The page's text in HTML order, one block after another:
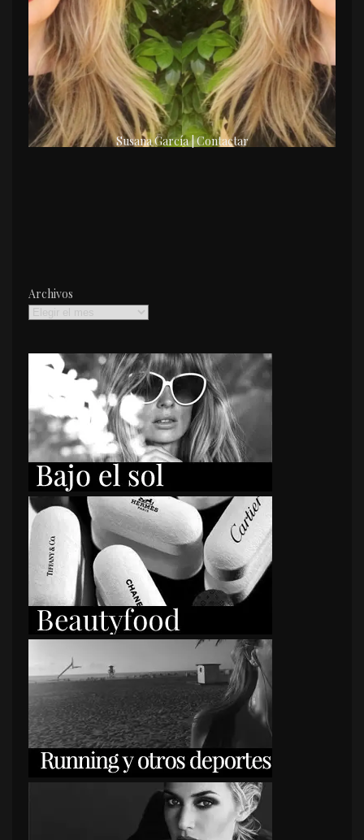
Susana García | Contactar
Archivos